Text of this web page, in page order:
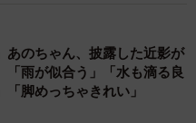
あのちゃん、披露した近影が
雨が似合う」「水も滴る良
脚めっちゃきれい」